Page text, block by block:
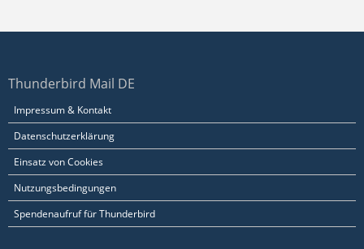
Thunderbird Mail DE
Impressum & Kontakt
Datenschutzerklärung
Einsatz von Cookies
Nutzungsbedingungen
Spendenaufruf für Thunderbird